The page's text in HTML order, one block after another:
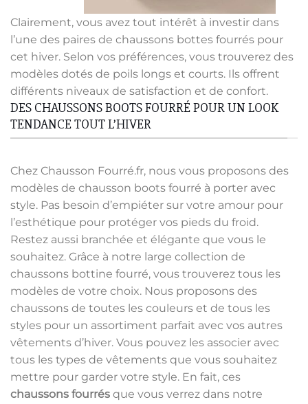
Clairement, vous avez tout intérêt à investir dans
l’une des paires de chaussons bottes fourrés pour
cet hiver. Selon vos préférences, vous trouverez des
modèles dotés de poils longs et courts. Ils offrent
différents niveaux de satisfaction et de confort.
DES CHAUSSONS BOOTS FOURRÉ POUR UN LOOK
TENDANCE TOUT L’HIVER
Chez Chausson Fourré.fr, nous vous proposons des
modèles de chausson boots fourré à porter avec
style. Pas besoin d’empiéter sur votre amour pour
l’esthétique pour protéger vos pieds du froid.
Restez aussi branchée et élégante que vous le
souhaitez. Grâce à notre large collection de
chaussons bottine fourré, vous trouverez tous les
modèles de votre choix. Nous proposons des
chaussons de toutes les couleurs et de tous les
styles pour un assortiment parfait avec vos autres
vêtements d’hiver. Vous pouvez les associer avec
tous les types de vêtements que vous souhaitez
mettre pour garder votre style. En fait, ces
chaussons fourrés que vous verrez dans notre